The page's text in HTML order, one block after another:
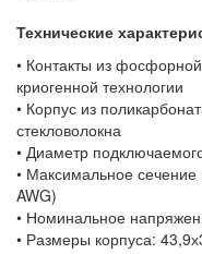
Технические
• Контакты из
криогенной технологии
• Корпус из
стекловолокна
• Диаметр
• Максимальное
AWG)
• Номинальное
• Размеры корпуса: